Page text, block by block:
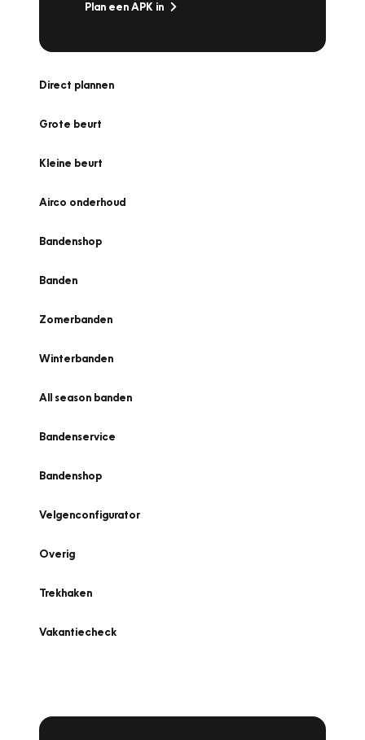
Plan een APK in
Direct plannen
Grote beurt
Kleine beurt
Airco onderhoud
Bandenshop
Banden
Zomerbanden
Winterbanden
All season banden
Bandenservice
Bandenshop
Velgenconfigurator
Overig
Trekhaken
Vakantiecheck